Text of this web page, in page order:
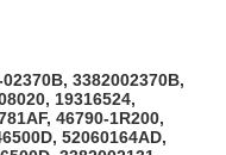
3382002370B,
19316524,
46790-1R200,
52060164AD,